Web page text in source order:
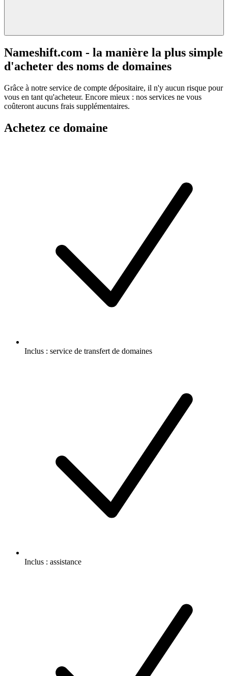
Nameshift.com - la manière la plus simple
d'acheter des noms de domaines
Grâce à notre service de compte dépositaire, il n'y aucun risque pour
vous en tant qu'acheteur. Encore mieux : nos services ne vous
coûteront aucuns frais supplémentaires.
Achetez ce domaine
Inclus : service de transfert de domaines
Inclus : assistance